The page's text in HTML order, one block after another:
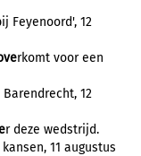
Feyenoord', 12
rkomt voor een
12
r deze wedstrijd.
kansen, 11 augustus